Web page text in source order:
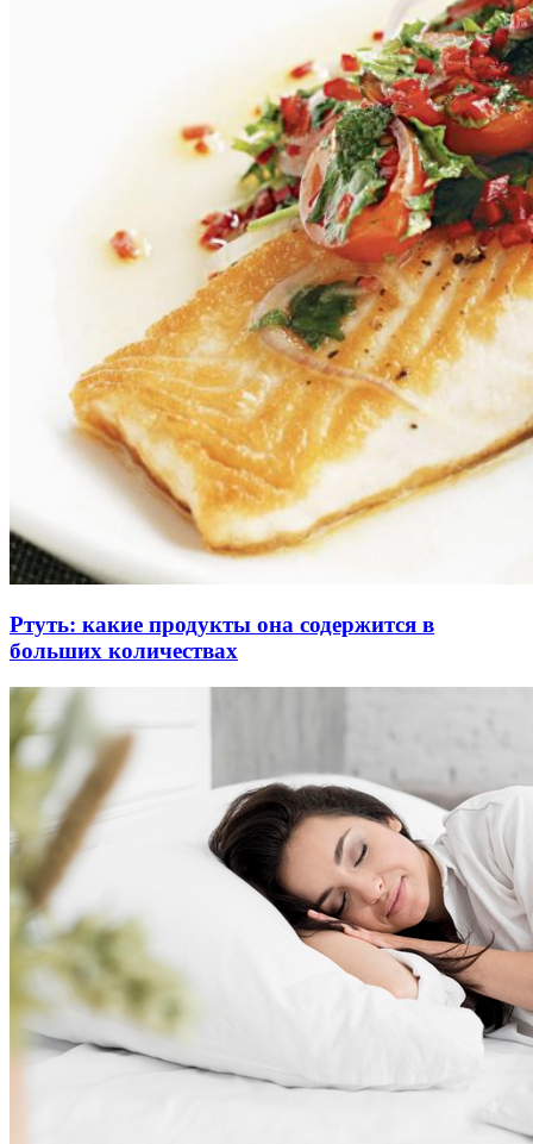
Ртуть: какие продукты она содержится в
больших количествах